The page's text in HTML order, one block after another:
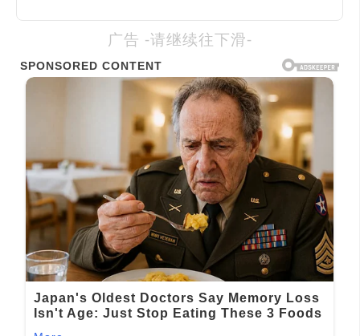
广告 -请继续往下滑-